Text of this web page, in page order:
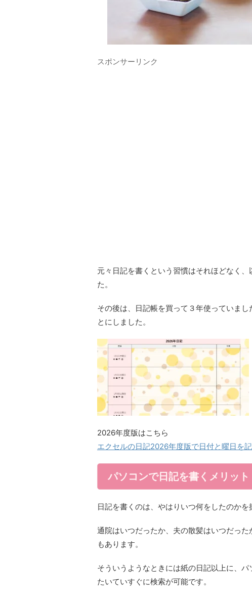
スポンサーリンク
元々日記を書くという習慣はそれほどなく
た。
その後は、日記帳を買って３年使っていま
とにしました。
2026年度版はこちら
エクセルの日記2026年度版で日付と曜日を
パソコンで日記を書くメリット
日記を書くのは、やはりいつ何をしたのかを
通院はいつだったか、夫の散髪はいつだっ
もあります。
そういうようなときには紙の日記以上に、
たいていすぐに検索が可能です。